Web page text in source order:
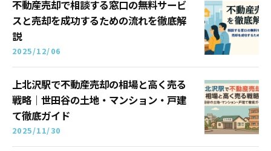
不動産売却で相談する窓口の無料サービ
スと売却を成功するための流れを徹底解
説
2025/12/06
上北沢駅で不動産売却の相場と高く売る
戦略｜世田谷の土地・マンション・戸建
て徹底ガイド
2025/11/30